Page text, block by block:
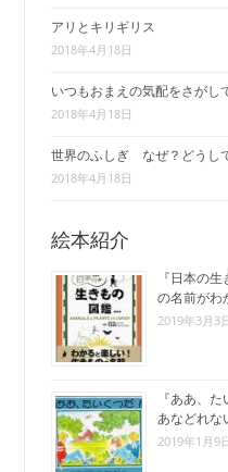
アリとキリギリス
2018年4月18日
いつもおまえの気配をさがし
2018年4月18日
世界のふしぎ なぜ？どうし
2018年4月18日
絵本紹介
『日本の
の名前がわ
2019年3月3
『ああ、
あなどれな
2019年1月9